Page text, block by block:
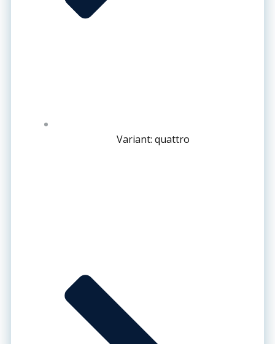
Variant: quattro